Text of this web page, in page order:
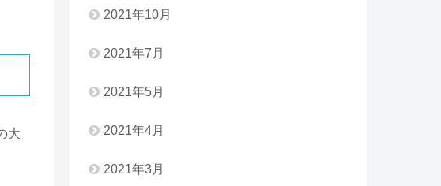
大
2021年10月
2021年7月
2021年5月
2021年4月
2021年3月